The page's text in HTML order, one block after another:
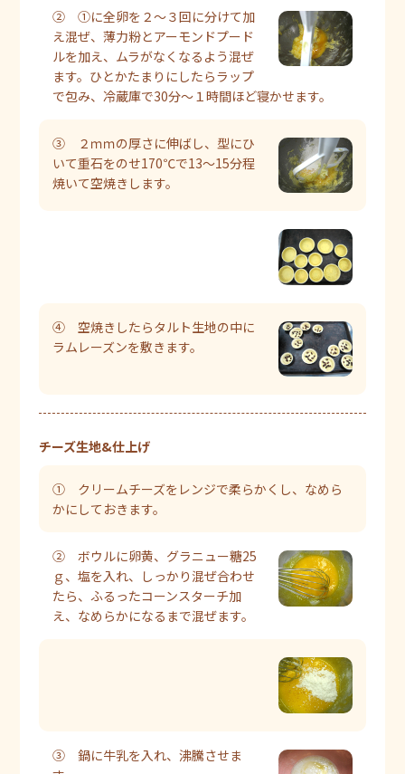
② ①に全卵を２～３回に分けて加
え混ぜ、薄力粉とアーモンドプード
ルを加え、ムラがなくなるよう混ぜ
ます。ひとかたまりにしたらラップ
で包み、冷蔵庫で30分～１時間ほど寝かせます。
③ ２ｍｍの厚さに伸ばし、型にひ
いて重石をのせ170℃で13～15分程
焼いて空焼きします。
④ 空焼きしたらタルト生地の中に
ラムレーズンを敷きます。
チーズ生地&仕上げ
① クリームチーズをレンジで柔らかくし、なめら
かにしておきます。
② ボウルに卵黄、グラニュー糖25
ｇ、塩を入れ、しっかり混ぜ合わせ
たら、ふるったコーンスターチ加
え、なめらかになるまで混ぜます。
③ 鍋に牛乳を入れ、沸騰させま